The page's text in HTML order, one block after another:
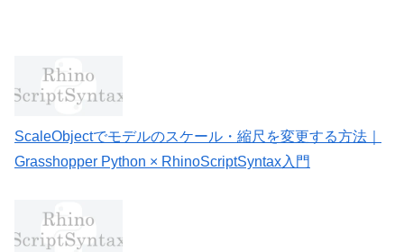
ScaleObjectでモデルのスケール・縮尺を変更する方法｜
Grasshopper Python × RhinoScriptSyntax入門